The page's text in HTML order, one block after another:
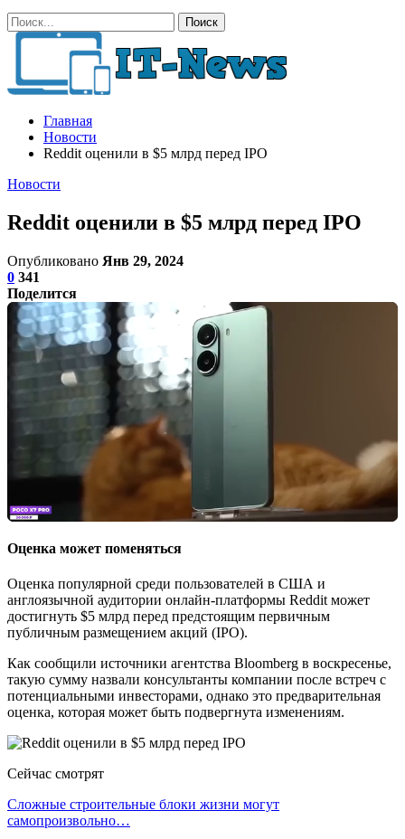
Главная
Новости
Reddit оценили в $5 млрд перед IPO
Новости
Reddit оценили в $5 млрд перед IPO
Опубликовано Янв 29, 2024
0 341
Поделится
Оценка может поменяться
Оценка популярной среди пользователей в США и
англоязычной аудитории онлайн-платформы Reddit может
достигнуть $5 млрд перед предстоящим первичным
публичным размещением акций (IPO).
Как сообщили источники агентства Bloomberg в воскресенье,
такую сумму назвали консультанты компании после встреч с
потенциальными инвесторами, однако это предварительная
оценка, которая может быть подвергнута изменениям.
Сейчас смотрят
Сложные строительные блоки жизни могут
самопроизвольно…